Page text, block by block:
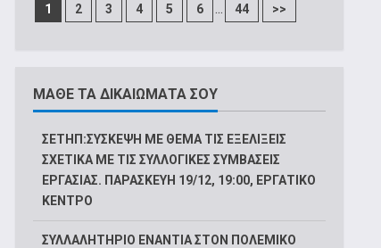
1 2 3 4 5 6 44 >>
ΜΑΘΕ ΤΑ ΔΙΚΑΙΩΜΑΤΑ ΣΟΥ
ΣΕΤΗΠ:ΣΥΣΚΕΨΗ ΜΕ ΘΕΜΑ ΤΙΣ ΕΞΕΛΙΞΕΙΣ
ΣΧΕΤΙΚΑ ΜΕ ΤΙΣ ΣΥΛΛΟΓΙΚΕΣ ΣΥΜΒΑΣΕΙΣ
ΕΡΓΑΣΙΑΣ. ΠΑΡΑΣΚΕΥΗ 19/12, 19:00, ΕΡΓΑΤΙΚΟ
ΚΕΝΤΡΟ
ΣΥΛΛΑΛΗΤΗΡΙΟ ΕΝΑΝΤΙΑ ΣΤΟΝ ΠΟΛΕΜΙΚΟ